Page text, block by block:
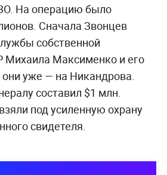
На операцию было
Сначала Звонцев
собственной
Михаила Максименко и его
уже — на Никандрова.
составил $1 млн.
под усиленную охрану
свидетеля.